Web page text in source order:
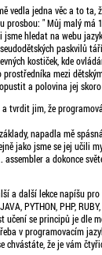
vedla jedna věc a to ta,
prosbou: " Můj malý má
jsme hledat na webu
paskvilů
kostiček, kde
mezi
a polovina jej
tvrdit jim, že
napadla mě
jako jsme se jej učili
assembler a dokonce
a další lekce napíšu
PYTHON, PHP,
učení se principů je dle
v programovacím
chvástáte, že je vám